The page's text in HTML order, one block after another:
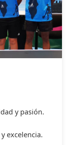
y pasión.
excelencia.